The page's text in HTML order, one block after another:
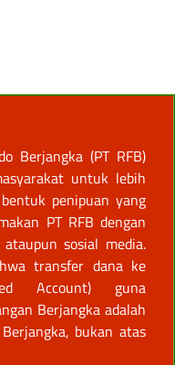
Berjangka (PT RFB)
untuk lebih
penipuan yang
PT RFB dengan
sosial media.
transfer dana ke
Account) guna
Berjangka adalah
bukan atas